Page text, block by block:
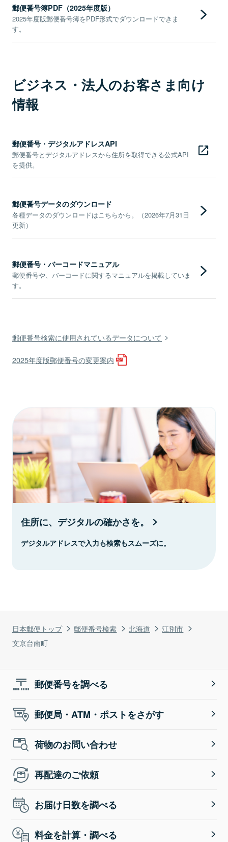
日本郵便トップ 郵便番号検索 北海道
江別市
文京台南町
郵便番号簿PDF（2025年度版）
2025年度版郵便番号簿をPDF形式でダウンロードできま
す。
ビジネス・法人のお客さま向け
情報
郵便番号・デジタルアドレスAPI
郵便番号とデジタルアドレスから住所を取得できる公式API
を提供。
郵便番号データのダウンロード
各種データのダウンロードはこちらから。（2026年7月31日
更新）
郵便番号・バーコードマニュアル
郵便番号や、バーコードに関するマニュアルを掲載していま
す。
郵便番号検索に使用されているデータについて
2025年度版郵便番号の変更案内
住所に、デジタルの確かさを。
デジタルアドレスで入力も検索もスムーズに。
郵便番号を調べる
郵便局・ATM・ポストをさがす
荷物のお問い合わせ
再配達のご依頼
お届け日数を調べる
料金を計算・調べる